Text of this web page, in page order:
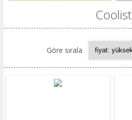
Coolist
Göre sırala